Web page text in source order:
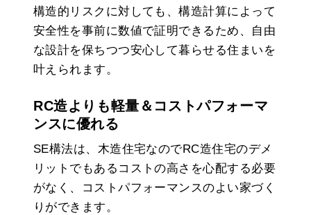
構造的リスクに対しても、構造計算によって
安全性を事前に数値で証明できるため、自由
な設計を保ちつつ安心して暮らせる住まいを
叶えられます。
RC造よりも軽量＆コストパフォーマ
ンスに優れる
SE構法は、木造住宅なのでRC造住宅のデメ
リットでもあるコストの高さを心配する必要
がなく、コストパフォーマンスのよい家づく
りができます。